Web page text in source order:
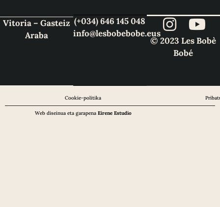
Vitoria – Gasteiz
Araba
(+034) 646 145 048
info@lesbobebobe.eus
© 2023 Les Bobè
Bobé
Cookie-politika
Web diseinua eta garapena Eirene Estudio